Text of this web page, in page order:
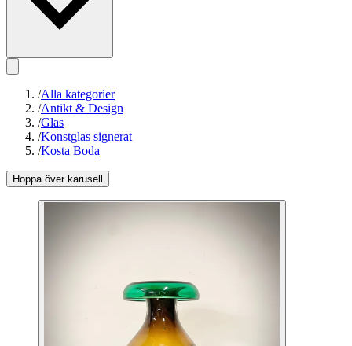
/Alla kategorier
/Antikt & Design
/Glas
/Konstglas signerat
/Kosta Boda
Hoppa över karusell